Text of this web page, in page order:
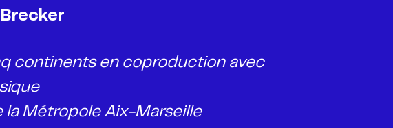
continents en coproduction avec
la Métropole Aix-Marseille